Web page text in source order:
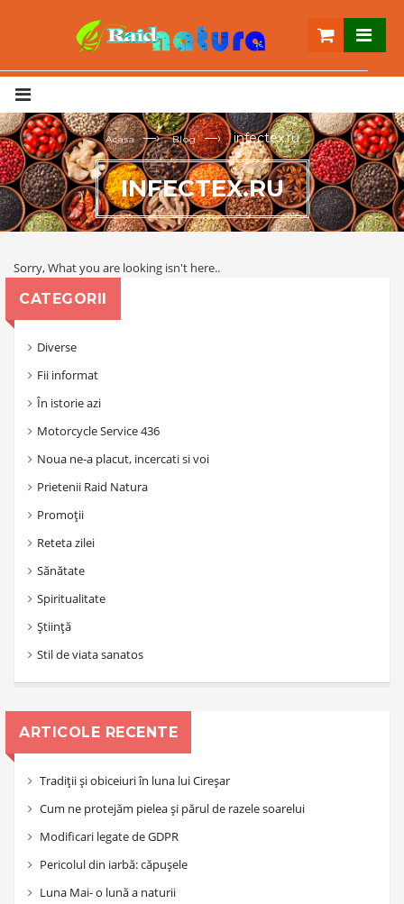
Acasa —› Blog —› infectex.ru
INFECTEX.RU
Sorry, What you are looking isn't here..
CATEGORII
Diverse
Fii informat
În istorie azi
Motorcycle Service 436
Noua ne-a placut, incercati si voi
Prietenii Raid Natura
Promoții
Reteta zilei
Sănătate
Spiritualitate
Știință
Stil de viata sanatos
ARTICOLE RECENTE
Tradiții și obiceiuri în luna lui Cireșar
Cum ne protejăm pielea și părul de razele soarelui
Modificari legate de GDPR
Pericolul din iarbă: căpușele
Luna Mai- o lună a naturii